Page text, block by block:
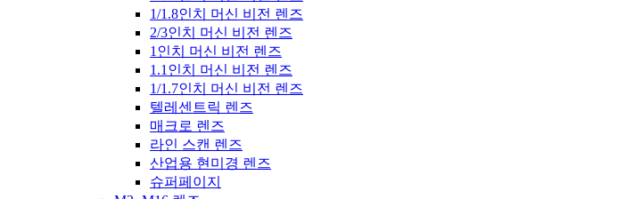
1/1.8인치 머신 비전 렌즈
2/3인치 머신 비전 렌즈
1인치 머신 비전 렌즈
1.1인치 머신 비전 렌즈
1/1.7인치 머신 비전 렌즈
텔레센트릭 렌즈
매크로 렌즈
라인 스캔 렌즈
산업용 현미경 렌즈
슈퍼페이지